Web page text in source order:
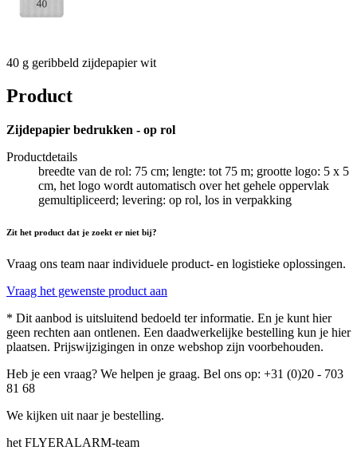
40 g geribbeld zijdepapier wit
Product
Zijdepapier bedrukken - op rol
Productdetails
breedte van de rol: 75 cm; lengte: tot 75 m; grootte logo: 5 x 5
cm, het logo wordt automatisch over het gehele oppervlak
gemultipliceerd; levering: op rol, los in verpakking
Zit het product dat je zoekt er niet bij?
Vraag ons team naar individuele product- en logistieke oplossingen.
Vraag het gewenste product aan
* Dit aanbod is uitsluitend bedoeld ter informatie. En je kunt hier
geen rechten aan ontlenen. Een daadwerkelijke bestelling kun je hier
plaatsen. Prijswijzigingen in onze webshop zijn voorbehouden.
Heb je een vraag? We helpen je graag. Bel ons op: +31 (0)20 - 703
81 68
We kijken uit naar je bestelling.
het FLYERALARM-team